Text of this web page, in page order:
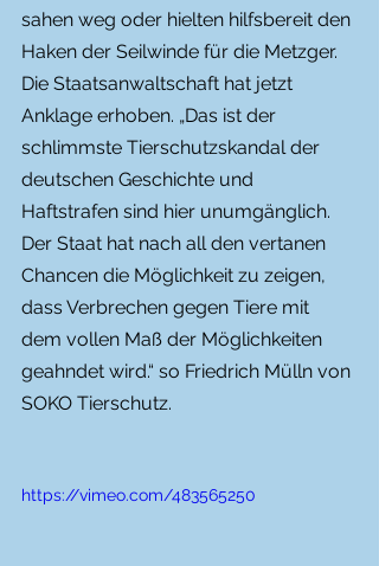
sahen weg oder hielten hilfsbereit den
Haken der Seilwinde für die Metzger.
Die Staatsanwaltschaft hat jetzt
Anklage erhoben. „Das ist der
schlimmste Tierschutzskandal der
deutschen Geschichte und
Haftstrafen sind hier unumgänglich.
Der Staat hat nach all den vertanen
Chancen die Möglichkeit zu zeigen,
dass Verbrechen gegen Tiere mit
dem vollen Maß der Möglichkeiten
geahndet wird.“ so Friedrich Mülln von
SOKO Tierschutz.
https://vimeo.com/483565250